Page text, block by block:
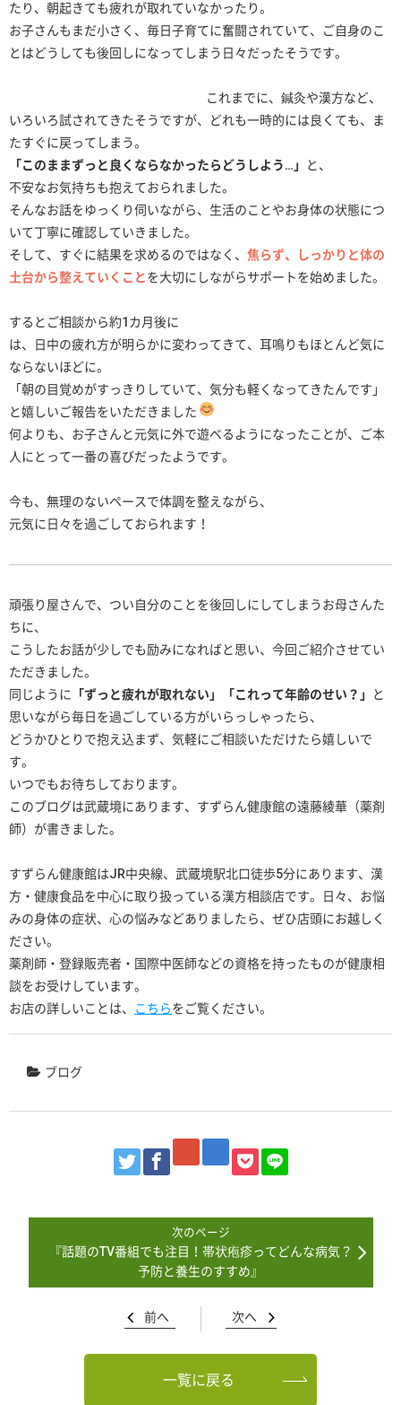
たり、朝起きても疲れが取れていなかったり。
お子さんもまだ小さく、毎日子育てに奮闘されていて、ご自身のこ
とはどうしても後回しになってしまう日々だったそうです。
これまでに、鍼灸や漢方など、
いろいろ試されてきたそうですが、どれも一時的には良くても、ま
たすぐに戻ってしまう。
「このままずっと良くならなかったらどうしよう…」
と、
不安なお気持ちも抱えておられました。
そんなお話をゆっくり伺いながら、生活のことやお身体の状態につ
いて丁寧に確認していきました。
そして、すぐに結果を求めるのではなく、 焦らず、しっかりと体の
土台から整えていくこと を大切にしながらサポートを始めました。
するとご相談から約1カ月後に
は、日中の疲れ方が明らかに変わってきて、耳鳴りもほとんど気に
ならないほどに。
「朝の目覚めがすっきりしていて、気分も軽くなってきたんです」
と嬉しいご報告をいただきました
何よりも、お子さんと元気に外で遊べるようになったことが、ご本
人にとって一番の喜びだったようです。
今も、無理のないペースで体調を整えながら、
元気に日々を過ごしておられます！
頑張り屋さんで、つい自分のことを後回しにしてしまうお母さんた
ちに、
こうしたお話が少しでも励みになればと思い、今回ご紹介させてい
ただきました。
同じように 「ずっと疲れが取れない」「これって年齢のせい？」
と
思いながら毎日を過ごしている方がいらっしゃったら、
どうかひとりで抱え込まず、気軽にご相談いただけたら嬉しいで
す。
いつでもお待ちしております。
このブログは武蔵境にあります、すずらん健康館の遠藤綾華（薬剤
師）が書きました。
すずらん健康館はJR中央線、武蔵境駅北口徒歩5分にあります、漢
方・健康食品を中心に取り扱っている漢方相談店です。日々、お悩
みの身体の症状、心の悩みなどありましたら、ぜひ店頭にお越しく
ださい。
薬剤師・登録販売者・国際中医師などの資格を持ったものが健康相
談をお受けしています。
お店の詳しいことは、
こちらをご覧ください。
ブログ
『話題のTV番組でも注目！帯状疱疹ってどんな病気？
予防と養生のすすめ』
前へ 次へ
一覧に戻る